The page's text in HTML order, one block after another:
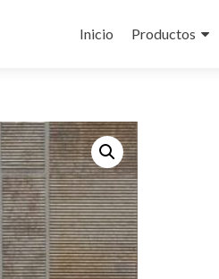
to
Inicio Productos